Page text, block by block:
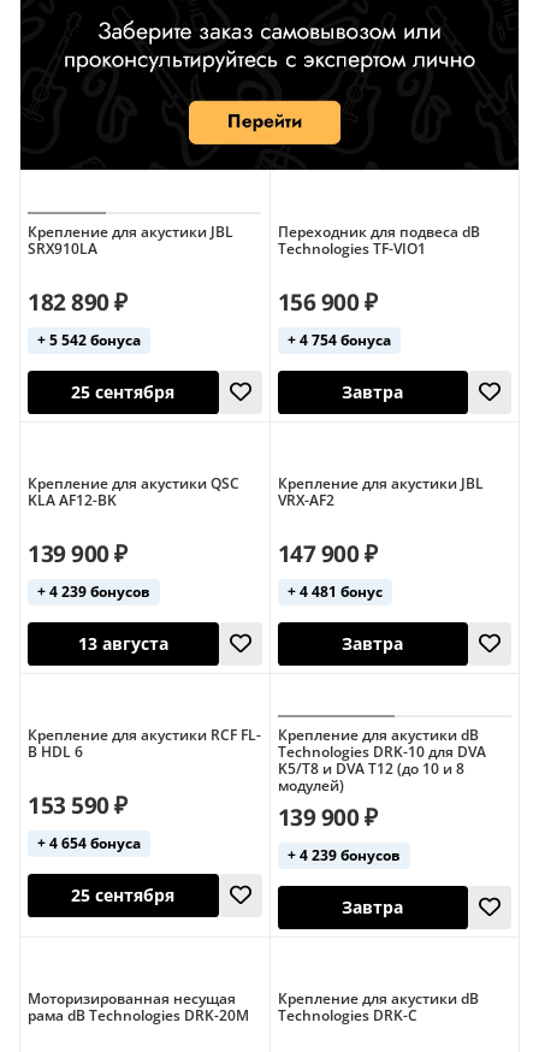
Крепление для акустики JBL
SRX910LA
182 890 ₽
+ 5 542 бонуса
Переходник для подвеса dB
Technologies TF-VIO1
156 900 ₽
+ 4 754 бонуса
Крепление для акустики QSC
KLA AF12-BK
139 900 ₽
+ 4 239 бонусов
13 августа
Крепление для акустики JBL
VRX-AF2
147 900 ₽
+ 4 481 бонус
Завтра
Крепление для акустики RCF FL-
B HDL 6
153 590 ₽
+ 4 654 бонуса
Крепление для акустики dB
Technologies DRK-10 для DVA
K5/T8 и DVA T12 (до 10 и 8
модулей)
139 900 ₽
+ 4 239 бонусов
Моторизированная несущая
рама dB Technologies DRK-20M
Крепление для акустики dB
Technologies DRK-C